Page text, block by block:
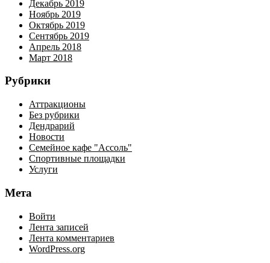
Декабрь 2019
Ноябрь 2019
Октябрь 2019
Сентябрь 2019
Апрель 2018
Март 2018
Рубрики
Аттракционы
Без рубрики
Дендрарий
Новости
Семейное кафе "Ассоль"
Спортивные площадки
Услуги
Мета
Войти
Лента записей
Лента комментариев
WordPress.org